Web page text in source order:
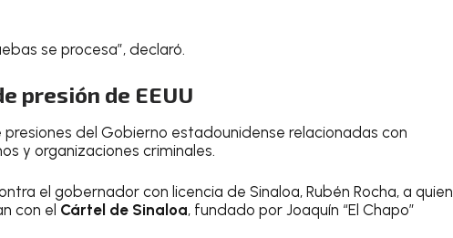
se procesa”, declaró.
presión de EEUU
del Gobierno estadounidense relacionadas con
y organizaciones criminales.
el gobernador con licencia de Sinaloa, Rubén Rocha, a quien
con el Cártel de Sinaloa, fundado por Joaquín “El Chapo”